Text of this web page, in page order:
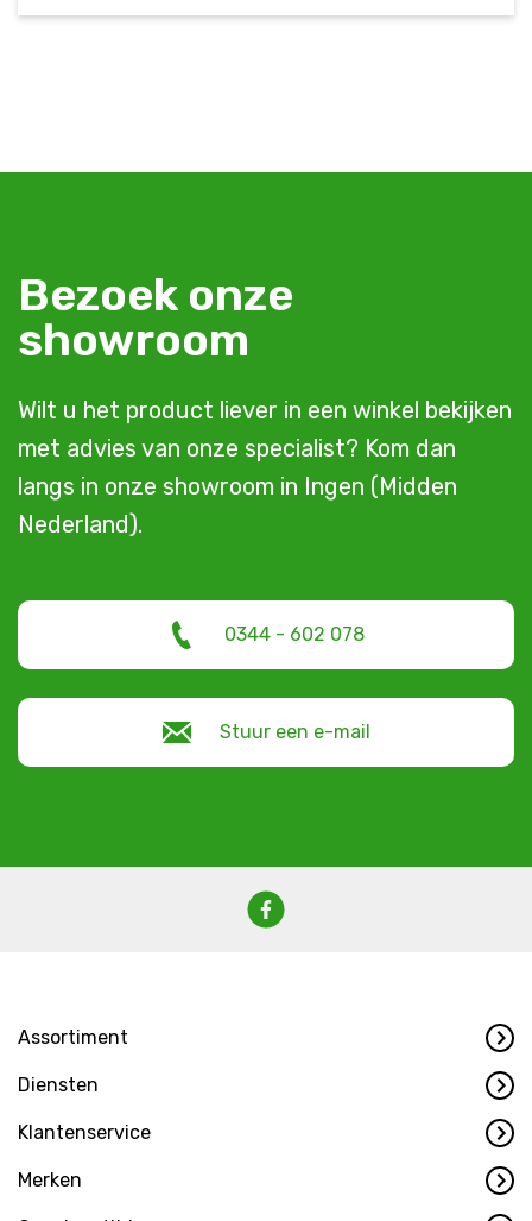
Bezoek onze
showroom
Wilt u het product liever in een winkel bekijken
met advies van onze specialist? Kom dan
langs in onze showroom in Ingen (Midden
Nederland).
0344 - 602 078
Stuur een e-mail
Assortiment
Diensten
Klantenservice
Merken